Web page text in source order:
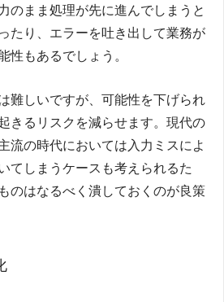
のまま処理が先に進んでしまうと
たり、エラーを吐き出して業務が
性もあるでしょう。
難しいですが、可能性を下げられ
きるリスクを減らせます。現代の
流の時代においては入力ミスによ
てしまうケースも考えられるた
のはなるべく潰しておくのが良策